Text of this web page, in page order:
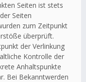
Seiten ist stets
Seiten
zum Zeitpunkt
überprüft.
der Verlinkung
Kontrolle der
Anhaltspunkte
Bei Bekanntwerden